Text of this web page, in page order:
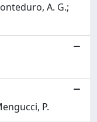
A. G.;
P.